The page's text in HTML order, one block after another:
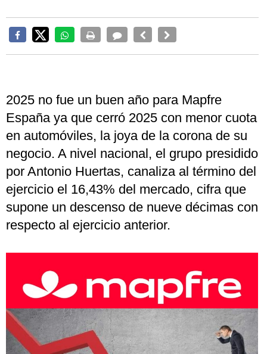
2025 no fue un buen año para Mapfre
España ya que cerró 2025 con menor cuota
en automóviles, la joya de la corona de su
negocio. A nivel nacional, el grupo presidido
por Antonio Huertas, canaliza al término del
ejercicio el 16,43% del mercado, cifra que
supone un descenso de nueve décimas con
respecto al ejercicio anterior.